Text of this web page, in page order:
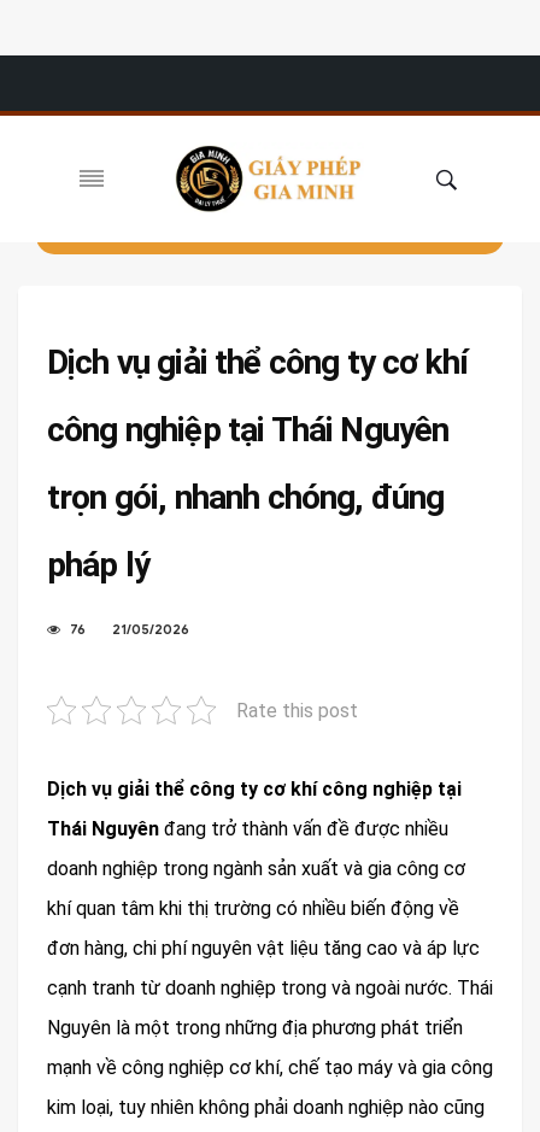
Dịch vụ giải thể công ty cơ khí
công nghiệp tại Thái Nguyên
trọn gói, nhanh chóng, đúng
pháp lý
76 21/05/2026
Rate this post
Dịch vụ giải thể công ty cơ khí công nghiệp tại
Thái Nguyên đang trở thành vấn đề được nhiều
doanh nghiệp trong ngành sản xuất và gia công cơ
khí quan tâm khi thị trường có nhiều biến động về
đơn hàng, chi phí nguyên vật liệu tăng cao và áp lực
cạnh tranh từ doanh nghiệp trong và ngoài nước. Thái
Nguyên là một trong những địa phương phát triển
mạnh về công nghiệp cơ khí, chế tạo máy và gia công
kim loại, tuy nhiên không phải doanh nghiệp nào cũng